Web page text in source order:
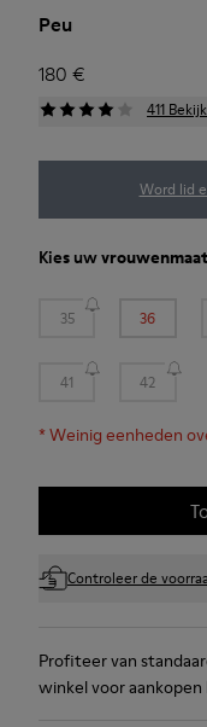
Peu
180 €
411
Word lid
Kies uwvrouwenmaat
35 36
41 42
*Weinig eenheden
Controleer de
Profiteer van
winkel voor